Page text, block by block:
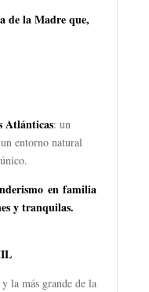
de la Madre que,
Atlánticas: un
entorno natural
en familia
y tranquilas.
la más grande de la